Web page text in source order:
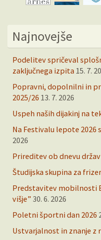
Najnovejše
Podelitev spričeval
zaključnega izpita 15. 7.
Popravni, dopolnilni in
2025/26 13. 7. 2026
Uspeh naših dijakinj na
Na Festivalu lepote 2026
2026
Prireditev ob dnevu
Študijska skupina za
Predstavitev mobilnosti
višje” 30. 6. 2026
Poletni športni dan 2026
Ustvarjalnost in znanje z